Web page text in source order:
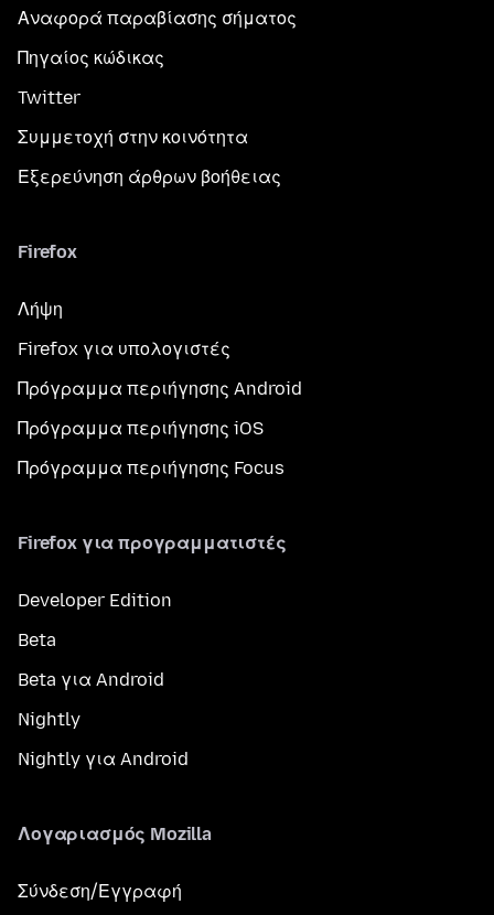
Αναφορά παραβίασης σήματος
Πηγαίος κώδικας
Twitter
Συμμετοχή στην κοινότητα
Εξερεύνηση άρθρων βοήθειας
Firefox
Λήψη
Firefox για υπολογιστές
Πρόγραμμα περιήγησης Android
Πρόγραμμα περιήγησης iOS
Πρόγραμμα περιήγησης Focus
Firefox για προγραμματιστές
Developer Edition
Beta
Beta για Android
Nightly
Nightly για Android
Λογαριασμός Mozilla
Σύνδεση/Εγγραφή